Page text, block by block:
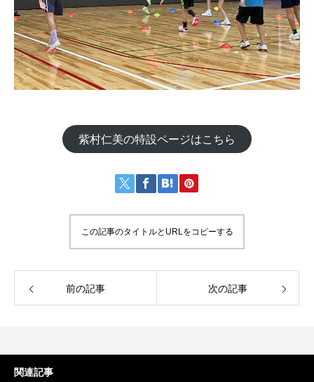
紫村仁美の特設ページはこちら
この記事のタイトルとURLをコピーする
前の記事 次の記事
関連記事